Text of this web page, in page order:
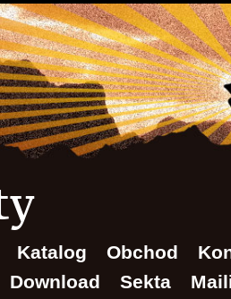
Katalog Obchod
Download Sekta